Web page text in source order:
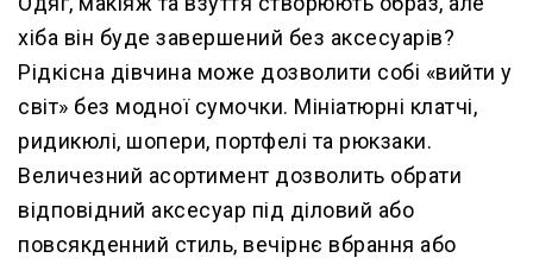
хіба він буде завершений без аксесуарів?
Рідкісна дівчина може дозволити собі «вийти у
світ» без модної сумочки. Мініатюрні клатчі,
ридикюлі, шопери, портфелі та рюкзаки.
Величезний асортимент дозволить обрати
відповідний аксесуар під діловий або
повсякденний стиль, вечірнє вбрання або